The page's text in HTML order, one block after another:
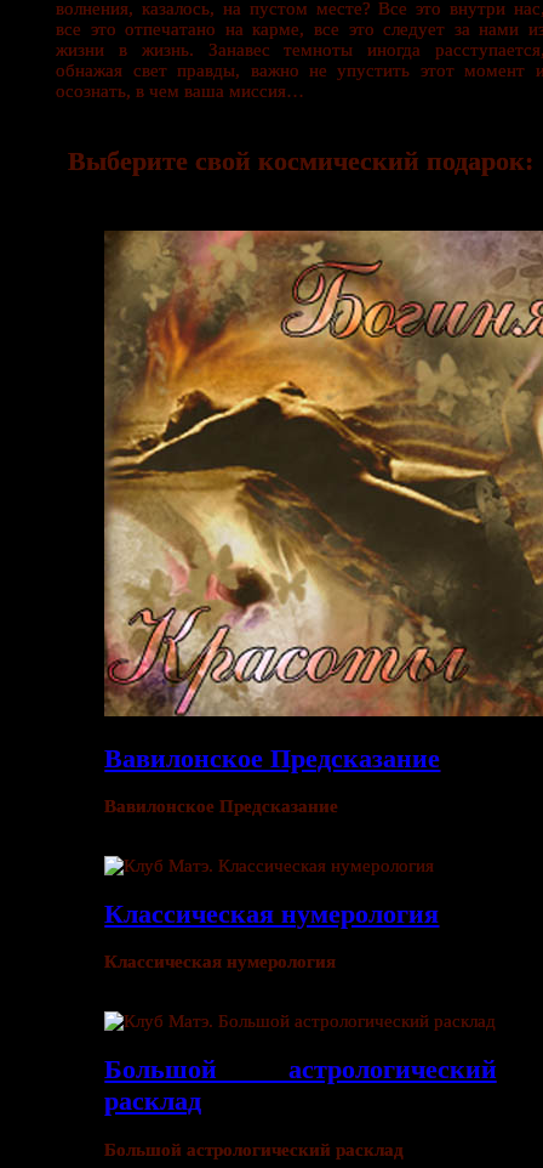
волнения, казалось, на пустом месте? Все это внутри
все это отпечатано на карме, все это следует за нами
жизни в жизнь. Занавес темноты иногда
обнажая свет правды, важно не упустить этот момент
осознать, в чем ваша миссия…
Выберите свой космический подарок:
Вавилонское Предсказание
Вавилонское Предсказание
Классическая нумерология
Классическая нумерология
Большой астрологический
расклад
Большой астрологический расклад